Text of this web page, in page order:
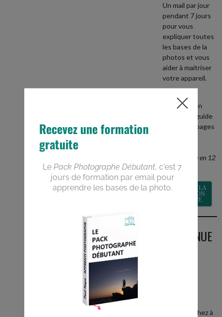
Un mail par jour
pendant 7 jours
pour vous
expliquer toutes
les bases de la
photos et vous
aider à maitriser
votre appareil.
recevez en
BONUS le guide
PDF de 40 pages
photographe en 12
semaines
RECEVOIR LA
FORMATION
GRATUITE
BIENVENUE
Vous cherchez à